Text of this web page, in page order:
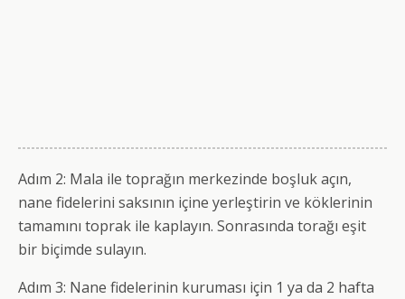
Adım 2: Mala ile toprağın merkezinde boşluk açın,
nane fidelerini saksının içine yerleştirin ve köklerinin
tamamını toprak ile kaplayın. Sonrasında torağı eşit
bir biçimde sulayın.
Adım 3: Nane fidelerinin kuruması için 1 ya da 2 hafta